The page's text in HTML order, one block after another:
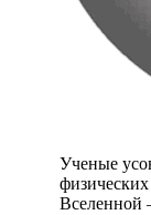
Ученые
Вселенной